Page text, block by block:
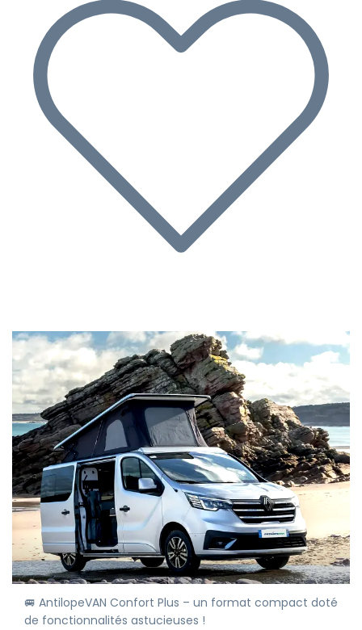
🚐 AntilopeVAN Confort Plus – un format compact doté
de fonctionnalités astucieuses !